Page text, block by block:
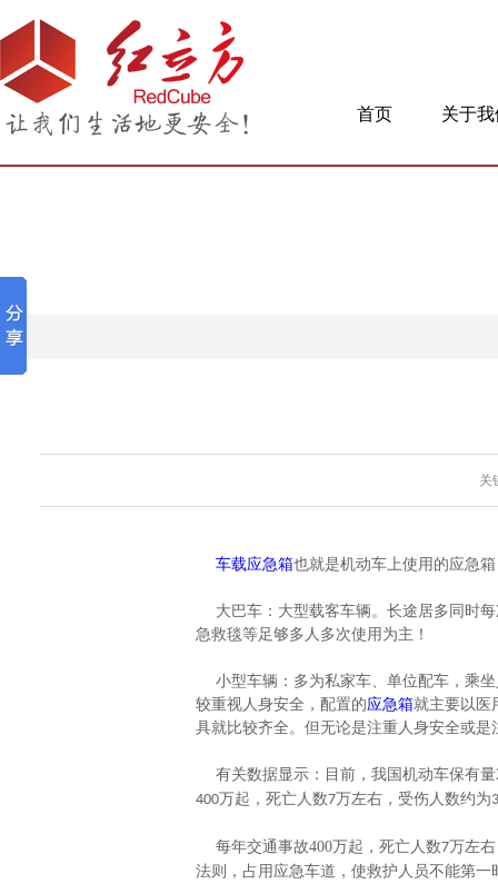
首页 关于
关
车载应急箱也就是机动车上使用的应急
大巴车：大型载客车辆。长途居多同时
急救毯等足够多人多次使用为主！
小型车辆：多为私家车、单位配车，乘
较重视人身安全，配置的应急箱就主要以医
具就比较齐全。 但无论是注重人身安全或是
有关数据显示：目前，我国机动车保有量
400万起，死亡人数7万左右，受伤人数约为
每年交通事故400万起，死亡人数7万左
法则，占用应急车道，使救护人员不能第